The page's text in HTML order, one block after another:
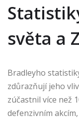
světa a
Bradleyho
zdůrazňují jeho
zúčastnil více než
defenzivním